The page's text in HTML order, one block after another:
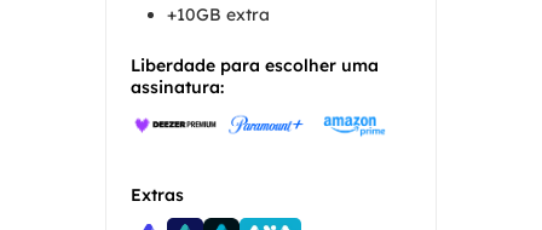
+10GB extra
Liberdade para escolher uma
assinatura:
Extras